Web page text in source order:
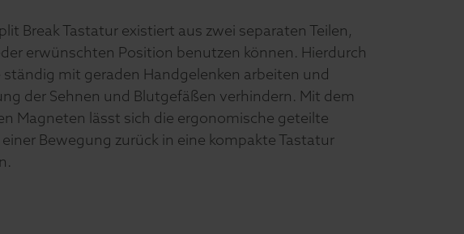
Break Tastatur existiert aus zwei separaten Teilen,
erwünschten Position benutzen können. Hierdurch
ständig mit geraden Handgelenken arbeiten und
der Sehnen und Blutgefäßen verhindern. Mit dem
Magneten lässt sich die ergonomische geteilte
Bewegung zurück in eine kompakte Tastatur